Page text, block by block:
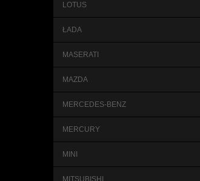
LOTUS
ŁADA
MASERATI
MAZDA
MERCEDES-BENZ
MERCURY
MINI
MITSUBISHI